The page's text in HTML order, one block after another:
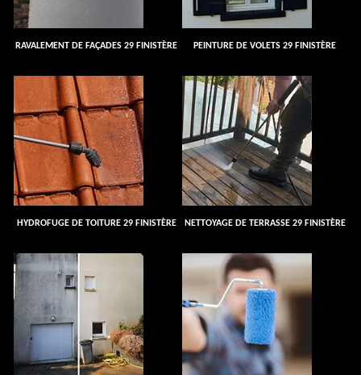
RAVALEMENT DE FAÇADES 29 FINISTÈRE PEINTURE DE VOLETS 29 FINISTÈRE
HYDROFUGE DE TOITURE 29 FINISTÈRE NETTOYAGE DE TERRASSE 29 FINISTÈRE